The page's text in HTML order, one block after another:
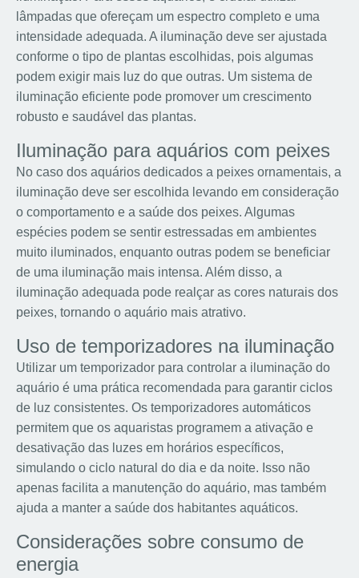
lâmpadas que ofereçam um espectro completo e uma
intensidade adequada. A iluminação deve ser ajustada
conforme o tipo de plantas escolhidas, pois algumas
podem exigir mais luz do que outras. Um sistema de
iluminação eficiente pode promover um crescimento
robusto e saudável das plantas.
Iluminação para aquários com peixes
No caso dos aquários dedicados a peixes ornamentais, a
iluminação deve ser escolhida levando em consideração
o comportamento e a saúde dos peixes. Algumas
espécies podem se sentir estressadas em ambientes
muito iluminados, enquanto outras podem se beneficiar
de uma iluminação mais intensa. Além disso, a
iluminação adequada pode realçar as cores naturais dos
peixes, tornando o aquário mais atrativo.
Uso de temporizadores na iluminação
Utilizar um temporizador para controlar a iluminação do
aquário é uma prática recomendada para garantir ciclos
de luz consistentes. Os temporizadores automáticos
permitem que os aquaristas programem a ativação e
desativação das luzes em horários específicos,
simulando o ciclo natural do dia e da noite. Isso não
apenas facilita a manutenção do aquário, mas também
ajuda a manter a saúde dos habitantes aquáticos.
Considerações sobre consumo de
energia